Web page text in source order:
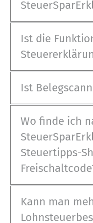
Ist die
Ist
Wo finde ich
Steuertipps-
Kann man